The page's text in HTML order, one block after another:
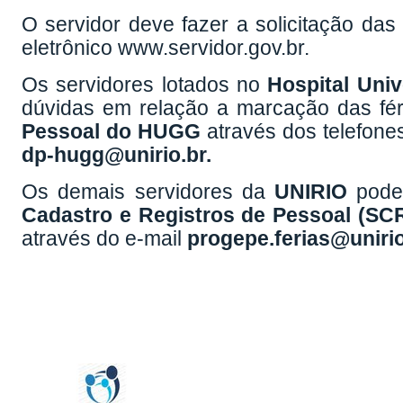
O servidor deve fazer a solicitação
eletrônico www.servidor.gov.br.
Os servidores lotados no Hospital
dúvidas em relação a marcação das
Pessoal do HUGG através dos
dp-hugg@unirio.br.
Os demais servidores daUNIRIO
Cadastro e Registros de Pessoal
através do e-mail